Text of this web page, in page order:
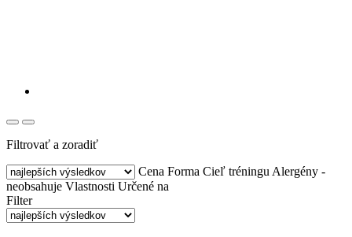
Filtrovať a zoradiť
Cena Forma Cieľ tréningu Alergény -
neobsahuje Vlastnosti Určené na
Filter